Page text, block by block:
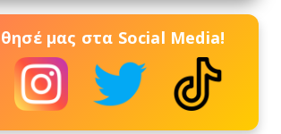
μας στα Social Media!